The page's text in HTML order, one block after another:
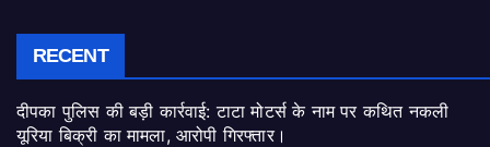
RECENT
दीपका पुलिस की बड़ी कार्रवाई: टाटा मोटर्स के नाम पर कथित नकली
यूरिया बिक्री का मामला, आरोपी गिरफ्तार।